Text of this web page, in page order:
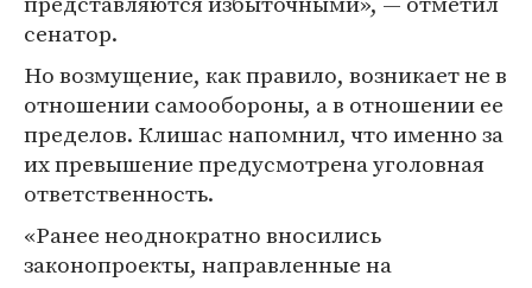
сенатор.
Но возмущение, как правило, возникает не в
отношении самообороны, а в отношении ее
пределов. Клишас напомнил, что именно за
их превышение предусмотрена уголовная
ответственность.
«Ранее неоднократно вносились
законопроекты, направленные на